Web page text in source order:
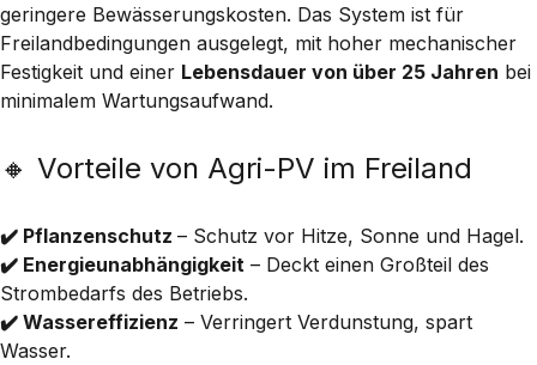
geringere Bewässerungskosten. Das System ist für
Freilandbedingungen ausgelegt, mit hoher mechanischer
Festigkeit und einer Lebensdauer von über 25 Jahren bei
minimalem Wartungsaufwand.
🔸 Vorteile von Agri-PV im Freiland
✔️ Pflanzenschutz – Schutz vor Hitze, Sonne und Hagel.
✔️ Energieunabhängigkeit – Deckt einen Großteil des
Strombedarfs des Betriebs.
✔️ Wassereffizienz – Verringert Verdunstung, spart
Wasser.